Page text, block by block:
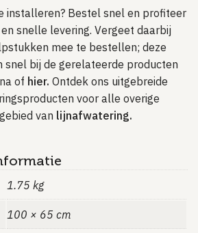
installeren? Bestel snel en profiteer
snelle levering. Vergeet daarbij
mee te bestellen; deze
snel bij de gerelateerde producten
of hier. Ontdek ons uitgebreide
voor alle overige
van lijnafwatering.
1.75 kg
100 × 65 cm